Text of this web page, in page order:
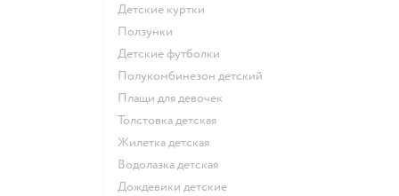
Детские куртки
Ползунки
Детские футболки
Полукомбинезон детский
Плащи для девочек
Толстовка детская
Жилетка детская
Водолазка детская
Дождевики детские